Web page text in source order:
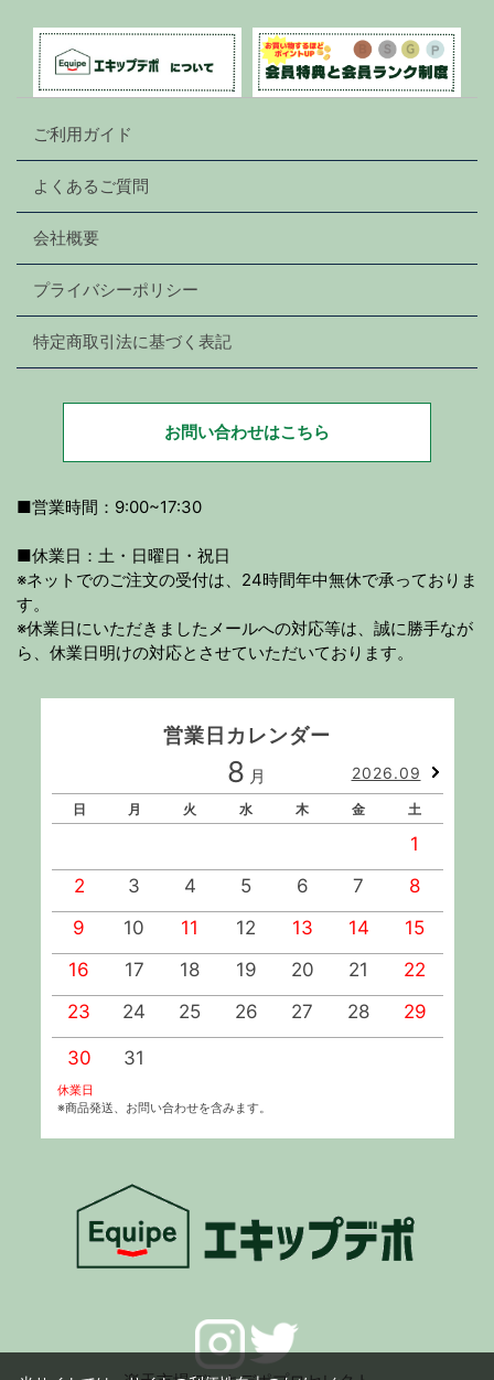
ご利用ガイド
よくあるご質問
会社概要
プライバシーポリシー
特定商取引法に基づく表記
お問い合わせはこちら
■営業時間：9:00~17:30
■休業日：土・日曜日・祝日
※ネットでのご注文の受付は、24時間年中無休で承っておりま
す。
※休業日にいただきましたメールへの対応等は、誠に勝手なが
ら、休業日明けの対応とさせていただいております。
営業日カレンダー
8 月 2026.09
日 月 火 水 木 金 土
1
2
3 4 5 6 7
8
9
10 11 12 13 14
15
16
17 18 19 20 21
22
23
24 25 26 27 28 29
30 31
休業日
※商品発送、お問い合わせを含みます。